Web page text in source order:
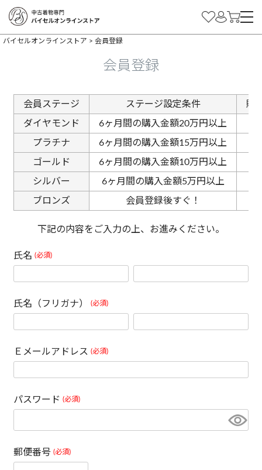
バイセルオンラインストア 会員登録
会員登録
会員ステージ ステージ設定条件 購
ダイヤモンド 6ヶ月間の購入金額20万円以上
プラチナ 6ヶ月間の購入金額15万円以上
ゴールド 6ヶ月間の購入金額10万円以上
シルバー 6ヶ月間の購入金額5万円以上
ブロンズ 会員登録後すぐ！
下記の内容をご入力の上、お進みください。
氏名 (必須)
氏名（フリガナ） (必須)
Ｅメールアドレス (必須)
パスワード (必須)
郵便番号 (必須)